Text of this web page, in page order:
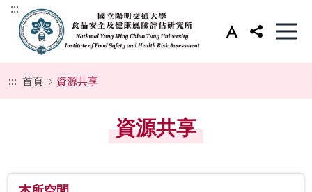
:::
::: 首頁 資源共享
資源共享